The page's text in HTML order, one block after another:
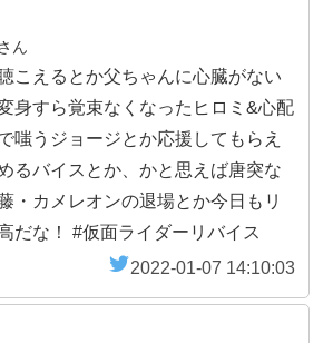
ん
こえるとか父ちゃんに心臓がない
身すら覚束なくなったヒロミ&心配
嗤うジョージとか応援してもらえ
るバイスとか、かと思えば唐突な
・カメレオンの退場とか今日もリ
だな！ #仮面ライダーリバイス
2022-01-07 14:10:03